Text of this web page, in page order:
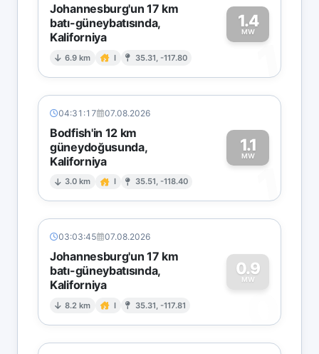
Johannesburg'un 17 km
batı-güneybatısında,
Kaliforniya
6.9 km I 35.31, -117.80
1.4
MW
1
04:31:17 07.08.2026
Bodfish'in 12 km
güneydoğusunda,
Kaliforniya
3.0 km I 35.51, -118.40
1.1
MW
1
03:03:45 07.08.2026
Johannesburg'un 17 km
batı-güneybatısında,
Kaliforniya
8.2 km I 35.31, -117.81
0.9
MW
0